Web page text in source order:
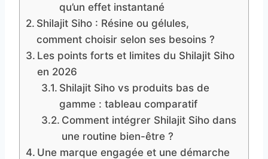
qu’un effet instantané
Shilajit Siho : Résine ou gélules,
comment choisir selon ses besoins ?
Les points forts et limites du Shilajit Siho
en 2026
Shilajit Siho vs produits bas de
gamme : tableau comparatif
Comment intégrer Shilajit Siho dans
une routine bien-être ?
Une marque engagée et une démarche